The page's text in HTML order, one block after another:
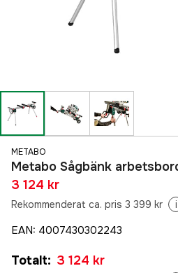
METABO
Metabo Sågbänk
3 124 kr
Rekommenderat ca. pris 3 399 kr i
EAN: 4007430302243
Totalt: 3 124 kr